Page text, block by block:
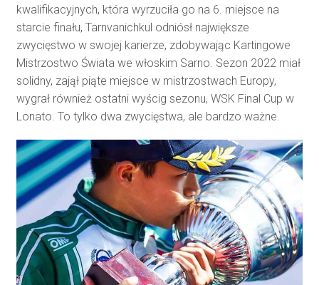
kwalifikacyjnych, która wyrzuciła go na 6. miejsce na
starcie finału, Tarnvanichkul odniósł największe
zwycięstwo w swojej karierze, zdobywając Kartingowe
Mistrzostwo Świata we włoskim Sarno. Sezon 2022 miał
solidny, zajął piąte miejsce w mistrzostwach Europy,
wygrał również ostatni wyścig sezonu, WSK Final Cup w
Lonato. To tylko dwa zwycięstwa, ale bardzo ważne.